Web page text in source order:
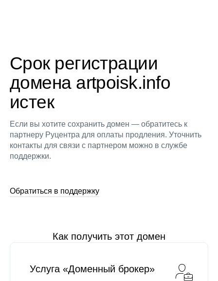
Срок регистрации
домена artpoisk.info
истек
Если вы хотите сохранить домен — обратитесь к
партнеру Руцентра для оплаты продления. Уточнить
контакты для связи с партнером можно в службе
поддержки.
Обратиться в поддержку
Как получить этот домен
Услуга «Доменный брокер»